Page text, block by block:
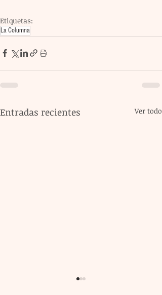
Etiquetas:
La Columna
Entradas recientes Ver todo